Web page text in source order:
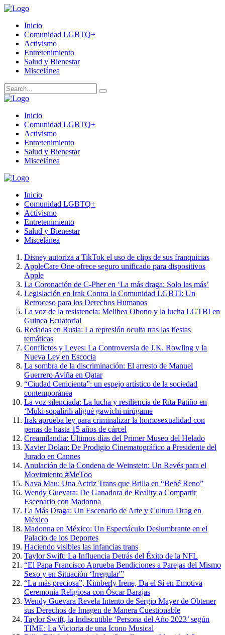
Inicio
Comunidad LGBTQ+
Activismo
Entretenimiento
Salud y Bienestar
Miscelánea
Inicio
Comunidad LGBTQ+
Activismo
Entretenimiento
Salud y Bienestar
Miscelánea
Inicio
Comunidad LGBTQ+
Activismo
Entretenimiento
Salud y Bienestar
Miscelánea
Disney autoriza a TikTok el uso de clips de sus franquicias
AppleCare One ofrece seguro unificado para dispositivos
Apple
La Coronación de C-Pher en ‘La más draga: Solo las más’
Legislación en Irak Contra la Comunidad LGBTI: Un
Retroceso para los Derechos Humanos
La voz de la resistencia: Melibea Obono y la lucha LGTBI en
Guinea Ecuatorial
Redadas en Rusia: La represión oculta tras las fiestas
temáticas
Conflictos y Leyes: La Controversia de J.K. Rowling y la
Nueva Ley en Escocia
La sombra de la discriminación: El arresto de Manuel
Guerrero Aviña en Qatar
“Ciudad Cenicienta”: un espejo artístico de la sociedad
contemporánea
La voz silenciada: La lucha y resiliencia de Rita Patiño en
‘Muki sopalírili aligué gawíchi nirúgame
Irak aprueba ley para criminalizar la homosexualidad con
penas de hasta 15 años de cárcel
Creamilandia: Últimos días del Primer Museo del Helado
Xavier Dolan: De Prodigio Cinematográfico a Presidente del
Jurado en Cannes
Anulación de la Condena de Weinstein: Un Revés para el
Movimiento #MeToo
Nava Mau: Una Actriz Trans que Brilla en “Bebé Reno”
Wendy Guevara: De Ganadora de Reality a Compartir
Escenario con Madonna
La Más Draga: Un Escenario de Arte y Cultura Drag en
México
Madonna en México: Un Espectáculo Deslumbrante en el
Palacio de los Deportes
Haciendo visibles las infancias trans
Taylor Swift: La Influencia Detrás del Éxito de la NFL
“El Papa Francisco Aprueba Bendiciones a Parejas del Mismo
Sexo y en Situación ‘Irregular'”
“La más preciosa”, Kimberly Irene, Da el Sí en Emotiva
Ceremonia Religiosa con Óscar Barajas
Wendy Guevara Revela Intento de Sergio Mayer de Obtener
sus Derechos de Imagen de Manera Cuestionable
Taylor Swift, la Indiscutible ‘Persona del Año 2023’ según
TIME: La Victoria de una Icono Musical